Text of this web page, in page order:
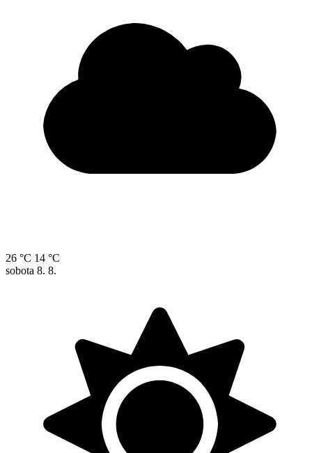
26 °C 14 °C
sobota 8. 8.